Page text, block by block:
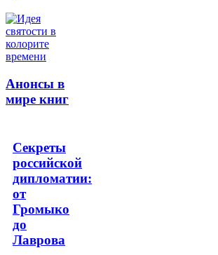
Анонсы в
мире книг
Секреты
российской
дипломатии:
от
Громыко
до
Лаврова